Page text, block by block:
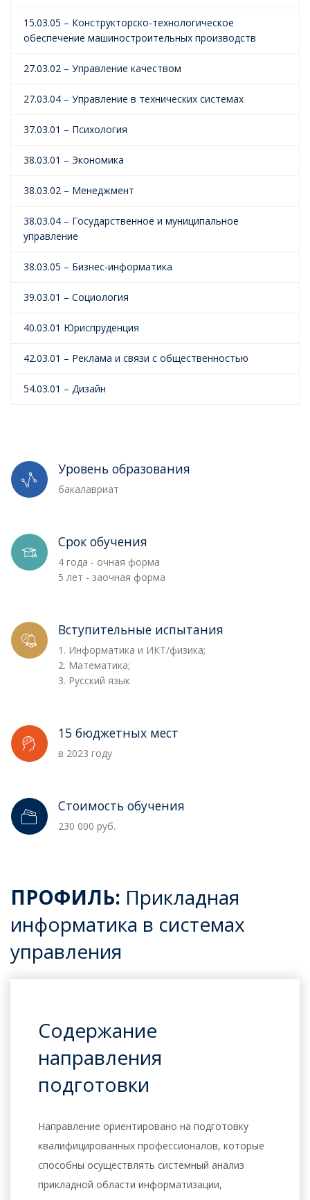
15.03.05 – Конструкторско-технологическое
обеспечение машиностроительных производств
27.03.02 – Управление качеством
27.03.04 – Управление в технических системах
37.03.01 – Психология
38.03.01 – Экономика
38.03.02 – Менеджмент
38.03.04 – Государственное и муниципальное
управление
38.03.05 – Бизнес-информатика
39.03.01 – Социология
40.03.01 Юриспруденция
42.03.01 – Реклама и связи с общественностью
54.03.01 – Дизайн
Уровень образования
бакалавриат
Срок обучения
4 года - очная форма
5 лет - заочная форма
Вступительные испытания
1. Информатика и ИКТ/физика;
2. Математика;
3. Русский язык
15 бюджетных мест
в 2023 году
Стоимость обучения
230 000 руб.
ПРОФИЛЬ: Прикладная
информатика в системах
управления
Содержание
направления
подготовки
Направление ориентировано на подготовку
квалифицированных профессионалов, которые
способны осуществлять системный анализ
прикладной области информатизации,